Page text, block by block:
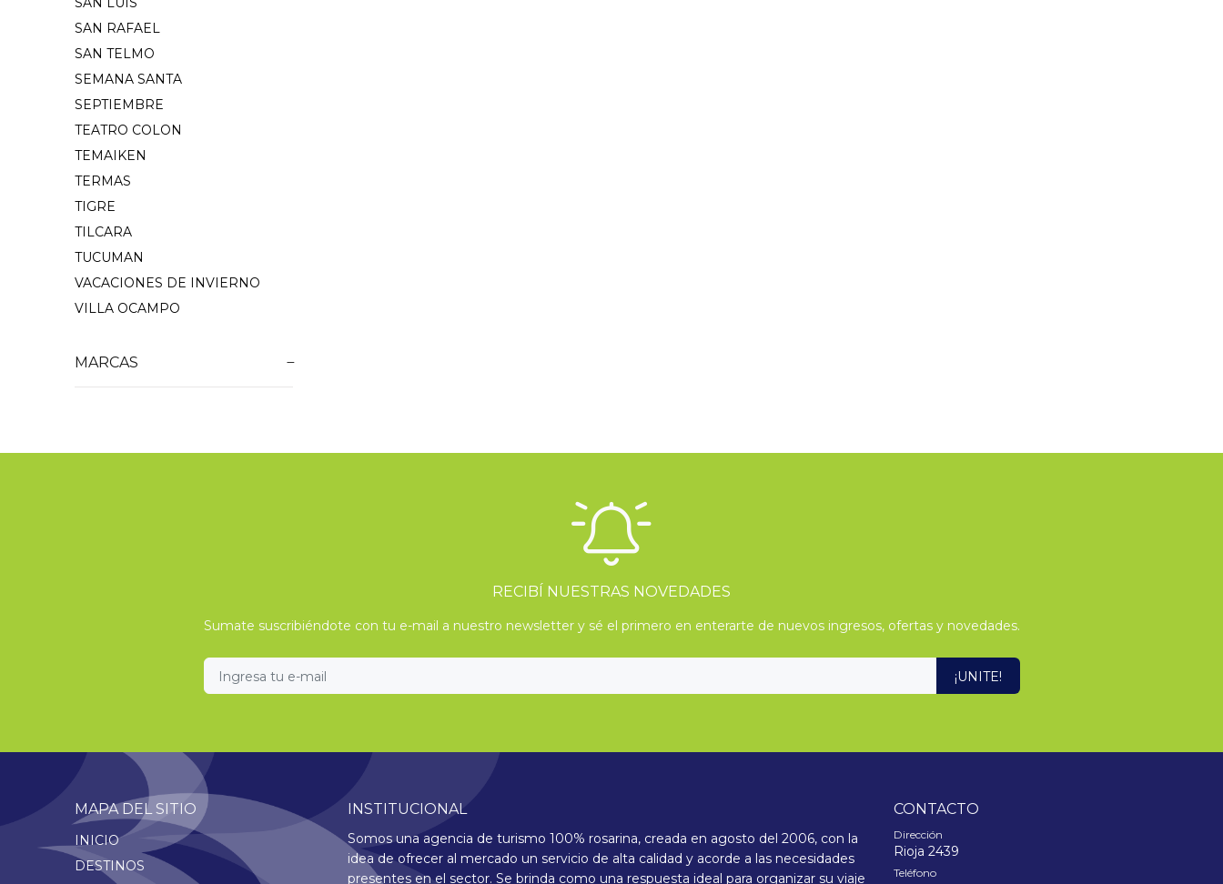
SAN RAFAEL
SAN TELMO
SEMANA SANTA
SEPTIEMBRE
TEATRO COLON
TEMAIKEN
TERMAS
TIGRE
TILCARA
TUCUMAN
VACACIONES DE INVIERNO
VILLA OCAMPO
MARCAS
RECIBÍ NUESTRAS NOVEDADES
Sumate suscribiéndote con tu e-mail a nuestro newsletter y sé el primero en enterarte de nuevos ingresos, ofertas y novedades.
¡UNITE!
MAPA DEL SITIO
INICIO
DESTINOS
INSTITUCIONAL
Somos una agencia de turismo 100% rosarina, creada en agosto del 2006, con la
idea de ofrecer al mercado un servicio de alta calidad y acorde a las necesidades
presentes en el sector. Se brinda como una respuesta ideal para organizar su viaje
CONTACTO
Dirección
Rioja 2439
Teléfono